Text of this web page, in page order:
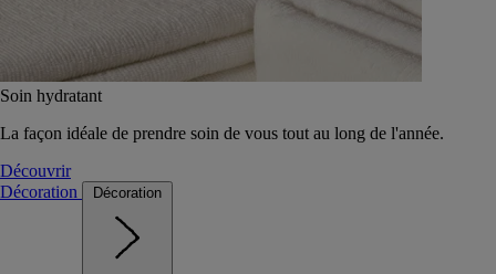
Soin hydratant
La façon idéale de prendre soin de vous tout au long de l'année.
Découvrir
Décoration
Décoration